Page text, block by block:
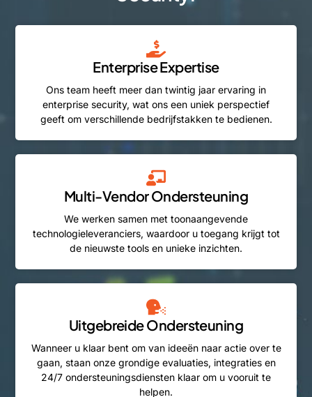
Enterprise Expertise
Ons team heeft meer dan twintig jaar ervaring in
enterprise security, wat ons een uniek perspectief
geeft om verschillende bedrijfstakken te bedienen.
Multi-Vendor Ondersteuning
We werken samen met toonaangevende
technologieleveranciers, waardoor u toegang krijgt tot
de nieuwste tools en unieke inzichten.
Uitgebreide Ondersteuning
Wanneer u klaar bent om van ideeën naar actie over te
gaan, staan onze grondige evaluaties, integraties en
24/7 ondersteuningsdiensten klaar om u vooruit te
helpen.